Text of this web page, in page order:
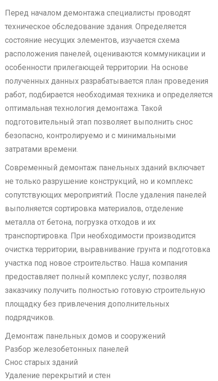
Перед началом демонтажа специалисты проводят
техническое обследование здания. Определяется
состояние несущих элементов, изучается схема
расположения панелей, оцениваются коммуникации и
особенности прилегающей территории. На основе
полученных данных разрабатывается план проведения
работ, подбирается необходимая техника и определяется
оптимальная технология демонтажа. Такой
подготовительный этап позволяет выполнить снос
безопасно, контролируемо и с минимальными
затратами времени.
Современный демонтаж панельных зданий включает
не только разрушение конструкций, но и комплекс
сопутствующих мероприятий. После удаления панелей
выполняется сортировка материалов, отделение
металла от бетона, погрузка отходов и их
транспортировка. При необходимости производится
очистка территории, выравнивание грунта и подготовка
участка под новое строительство. Наша компания
предоставляет полный комплекс услуг, позволяя
заказчику получить полностью готовую строительную
площадку без привлечения дополнительных
подрядчиков.
Демонтаж панельных домов и сооружений
Разбор железобетонных панелей
Снос старых зданий
Удаление перекрытий и стен